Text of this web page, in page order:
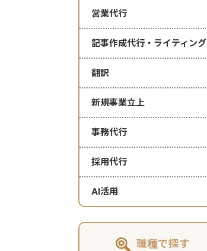
営業代行
記事作成代行・ライティング
翻訳
新規事業立上
事務代行
採用代行
AI活用
職種で探す